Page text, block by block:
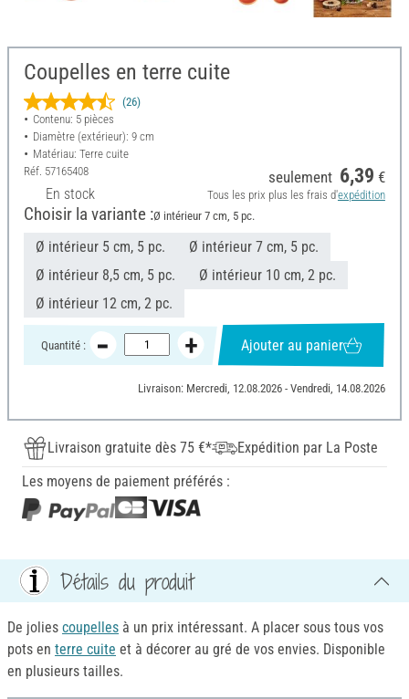
Coupelles en terre cuite
(26)
Contenu: 5 pièces
Diamètre (extérieur): 9 cm
Matériau: Terre cuite
Réf. 57165408
En stock
seulement 6,39 €
Tous les prix plus les frais d'expédition
Choisir la variante :Ø intérieur 7 cm, 5 pc.
Ø intérieur 5 cm, 5 pc.
Ø intérieur 7 cm, 5 pc.
Ø intérieur 8,5 cm, 5 pc.
Ø intérieur 10 cm, 2 pc.
Ø intérieur 12 cm, 2 pc.
Quantité : Ajouter au panier
Livraison: Mercredi, 12.08.2026 - Vendredi, 14.08.2026
Livraison gratuite dès 75 €*
Expédition par La Poste
Les moyens de paiement préférés :
Détails du produit
De jolies coupelles à un prix intéressant. A placer sous tous vos
pots en terre cuite et à décorer au gré de vos envies. Disponible
en plusieurs tailles.